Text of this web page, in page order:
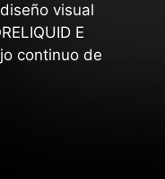
visual
E
continuo de